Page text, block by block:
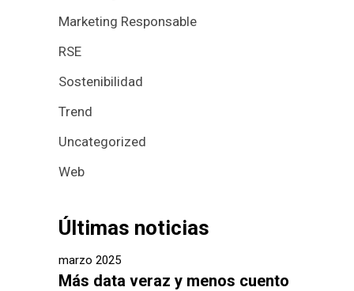
Marketing Responsable
RSE
Sostenibilidad
Trend
Uncategorized
Web
Últimas noticias
marzo 2025
Más data veraz y menos cuento